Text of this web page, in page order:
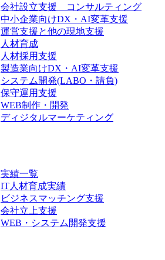
会社設立支援 コンサルティング
中小企業向けDX・AI変革支援
運営支援と他の現地支援
人材育成
人材採用支援
製造業向けDX・AI変革支援
システム開発(LABO・請負)
保守運用支援
WEB制作・開発
ディジタルマーケティング
実績一覧
IT人材育成実績
ビジネスマッチング支援
会社立上支援
WEB・システム開発支援